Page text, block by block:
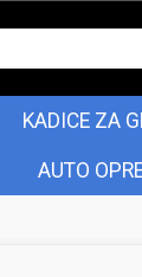
KADICE ZA
AUTO